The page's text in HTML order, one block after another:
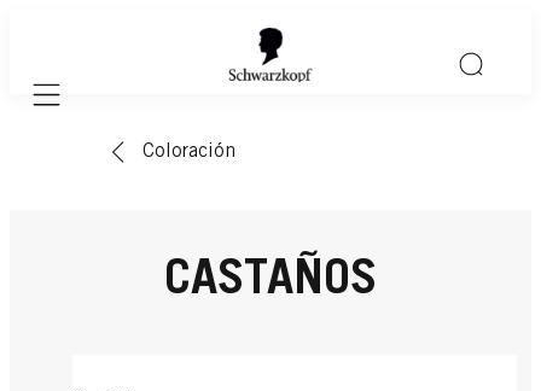
Mobile navigation
Coloración
CASTAÑOS